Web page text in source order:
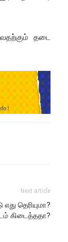
தடை
Next article
தெரியுமா?
கிடைத்ததா?